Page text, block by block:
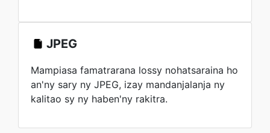
JPEG
Mampiasa famatrarana lossy nohatsaraina ho
an'ny sary ny JPEG, izay mandanjalanja ny
kalitao sy ny haben'ny rakitra.